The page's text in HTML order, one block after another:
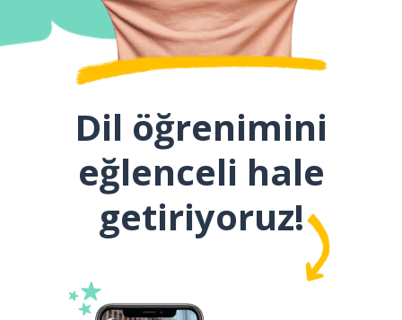
Dil öğrenimini
eğlenceli hale
getiriyoruz!